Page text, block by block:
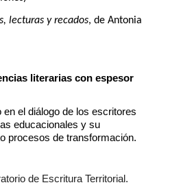
lecturas y recados, de Antonia
literarias con espesor
el diálogo de los escritores
educacionales y su
procesos de transformación.
de Escritura Territorial.